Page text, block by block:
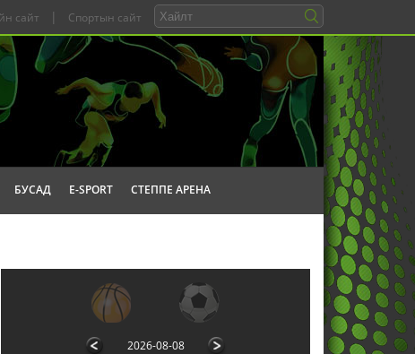
сайт | Спортын сайт
БУСАД E-SPORT СТЕППЕ АРЕНА
2026-08-08